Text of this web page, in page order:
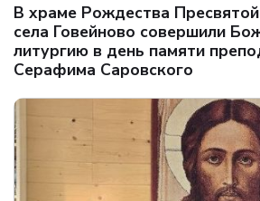
В храме Рождества
села Говейново совершили
литургию в день памяти
Серафима Саровского